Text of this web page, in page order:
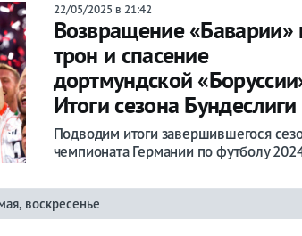
22/05/2025 в 21:42
Возвращение «Баварии»
трон и спасение
дортмундской
Итоги сезона Бундеслиги
Подводим итоги завершившегося
чемпионата Германии по футболу
воскресенье